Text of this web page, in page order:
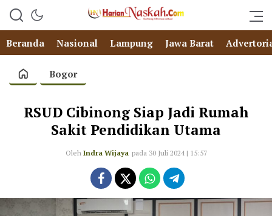
Beranda Nasional Lampung Jawa Barat
Bogor
RSUD Cibinong Siap Jadi Rumah
Sakit Pendidikan Utama
Oleh Indra Wijaya pada 30 Juli 2024 | 15:57